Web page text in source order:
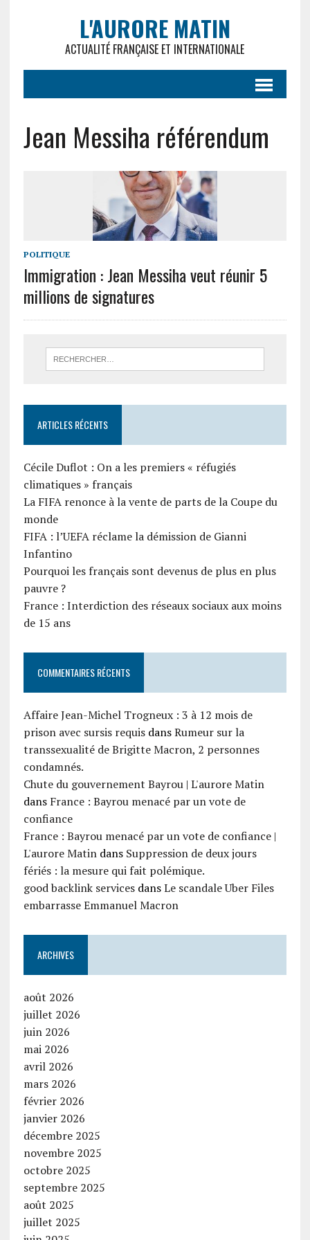
L'AURORE MATIN
ACTUALITÉ FRANÇAISE ET INTERNATIONALE
Jean Messiha référendum
POLITIQUE
Immigration : Jean Messiha veut réunir 5
millions de signatures
ARTICLES RÉCENTS
Cécile Duflot : On a les premiers « réfugiés
climatiques » français
La FIFA renonce à la vente de parts de la Coupe du
monde
FIFA : l’UEFA réclame la démission de Gianni
Infantino
Pourquoi les français sont devenus de plus en plus
pauvre ?
France : Interdiction des réseaux sociaux aux moins
de 15 ans
COMMENTAIRES RÉCENTS
Affaire Jean-Michel Trogneux : 3 à 12 mois de
prison avec sursis requisdansRumeur sur la
transsexualité de Brigitte Macron, 2 personnes
condamnés.
Chute du gouvernement Bayrou | L'aurore Matin
dans France : Bayrou menacé par un vote de
confiance
France : Bayrou menacé par un vote de confiance |
L'aurore Matindans Suppression de deux jours
fériés : la mesure qui fait polémique.
good backlink servicesdansLe scandale Uber Files
embarrasse Emmanuel Macron
ARCHIVES
août 2026
juillet 2026
juin 2026
mai 2026
avril 2026
mars 2026
février 2026
janvier 2026
décembre 2025
novembre 2025
octobre 2025
septembre 2025
août 2025
juillet 2025